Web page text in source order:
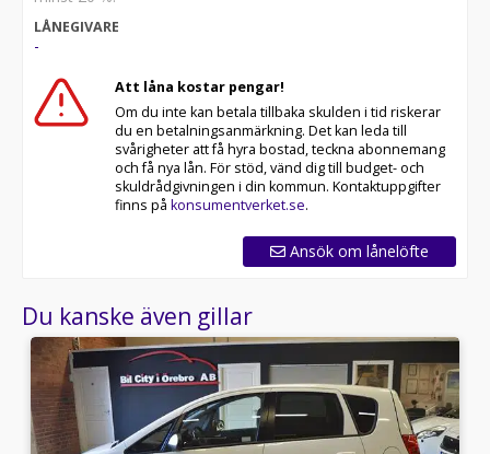
LÅNEGIVARE
-
Att låna kostar pengar!
Om du inte kan betala tillbaka skulden i tid riskerar
du en betalningsanmärkning. Det kan leda till
svårigheter att få hyra bostad, teckna abonnemang
och få nya lån. För stöd, vänd dig till budget- och
skuldrådgivningen i din kommun. Kontaktuppgifter
finns på konsumentverket.se.
Ansök om lånelöfte
Du kanske även gillar